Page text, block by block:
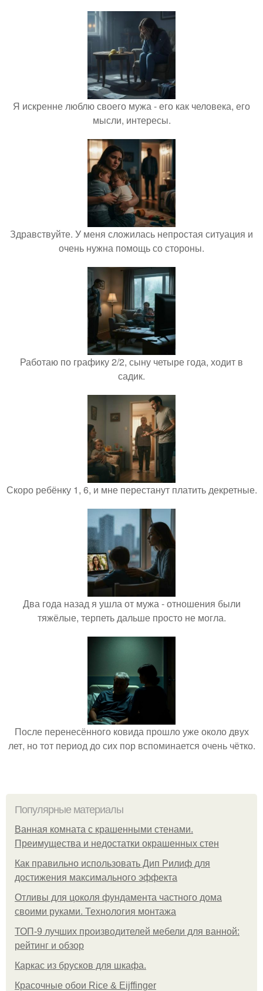
Я искренне люблю своего мужа - его как человека, его
мысли, интересы.
Здравствуйте. У меня сложилась непростая ситуация и
очень нужна помощь со стороны.
Работаю по графику 2/2, сыну четыре года, ходит в
садик.
Скоро ребёнку 1, 6, и мне перестанут платить декретные.
Два года назад я ушла от мужа - отношения были
тяжёлые, терпеть дальше просто не могла.
После перенесённого ковида прошло уже около двух
лет, но тот период до сих пор вспоминается очень чётко.
Популярные материалы
Ванная комната с крашенными стенами.
Преимущества и недостатки окрашенных стен
Как правильно использовать Дип Рилиф для
достижения максимального эффекта
Отливы для цоколя фундамента частного дома
своими руками. Технология монтажа
ТОП-9 лучших производителей мебели для ванной:
рейтинг и обзор
Каркас из брусков для шкафа.
Красочные обои Rice & Eijffinger